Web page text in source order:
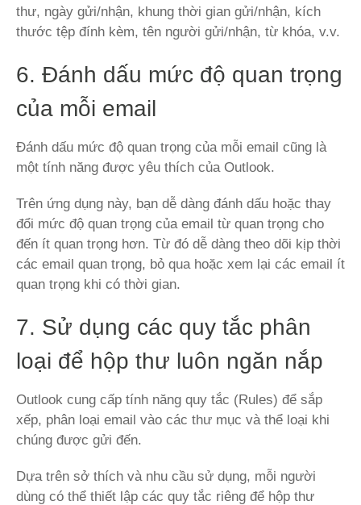
thư, ngày gửi/nhận, khung thời gian gửi/nhận, kích
thước tệp đính kèm, tên người gửi/nhận, từ khóa, v.v.
6. Đánh dấu mức độ quan trọng
của mỗi email
Đánh dấu mức độ quan trọng của mỗi email cũng là
một tính năng được yêu thích của Outlook.
Trên ứng dụng này, bạn dễ dàng đánh dấu hoặc thay
đổi mức độ quan trọng của email từ quan trọng cho
đến ít quan trọng hơn. Từ đó dễ dàng theo dõi kịp thời
các email quan trọng, bỏ qua hoặc xem lại các email ít
quan trọng khi có thời gian.
7. Sử dụng các quy tắc phân
loại để hộp thư luôn ngăn nắp
Outlook cung cấp tính năng quy tắc (Rules) để sắp
xếp, phân loại email vào các thư mục và thể loại khi
chúng được gửi đến.
Dựa trên sở thích và nhu cầu sử dụng, mỗi người
dùng có thể thiết lập các quy tắc riêng để hộp thư